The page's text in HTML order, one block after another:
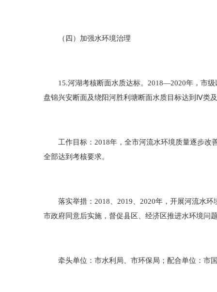
（四）加强水环境治理
15.河湖考核断面水质达标。2018—2020年，市级
盘锦兴安断面及绕阳河胜利塘断面水质目标达到Ⅳ类
工作目标：2018年，全市河流水环境质量逐步改
全部达到考核要求。
落实举措：2018、2019、2020年，开展河流水环
市政府同意后实施，督促县区、经济区推进水环境问
牵头单位：市水利局、市环保局；配合单位：市国